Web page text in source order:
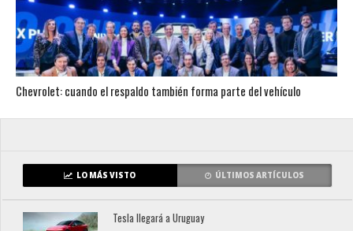
Chevrolet: cuando el respaldo también forma parte del vehículo
LO MÁS VISTO ÚLTIMOS ARTÍCULOS
Tesla llegará a Uruguay